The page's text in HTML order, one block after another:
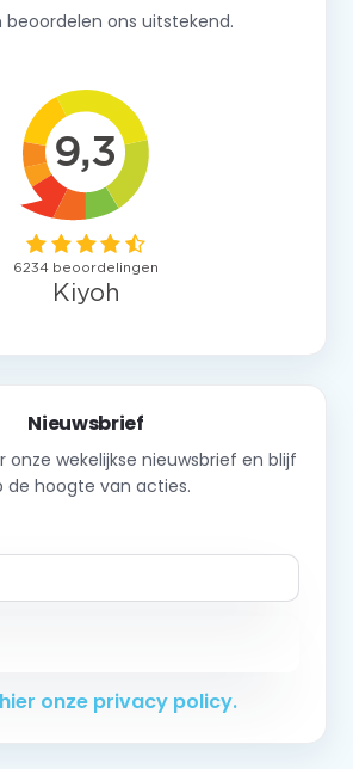
beoordelen ons uitstekend.
Nieuwsbrief
onze wekelijkse nieuwsbrief en blijf
de hoogte van acties.
onze privacy policy.